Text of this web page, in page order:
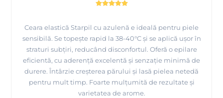
Ceara elastică Starpil cu azulenă e ideală pentru piele
sensibilă. Se topește rapid la 38-40°C și se aplică ușor în
straturi subțiri, reducând disconfortul. Oferă o epilare
eficientă, cu aderență excelentă și senzație minimă de
durere. Întârzie creșterea părului și lasă pielea netedă
pentru mult timp. Foarte mulțumită de rezultate și
varietatea de arome.